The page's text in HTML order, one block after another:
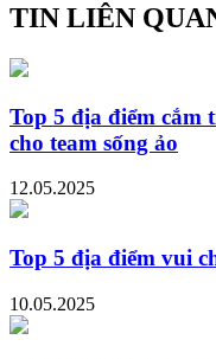
TIN LIÊN
Top 5 địa điểm cắm
cho team sống ảo
12.05.2025
Top 5 địa điểm vui
10.05.2025